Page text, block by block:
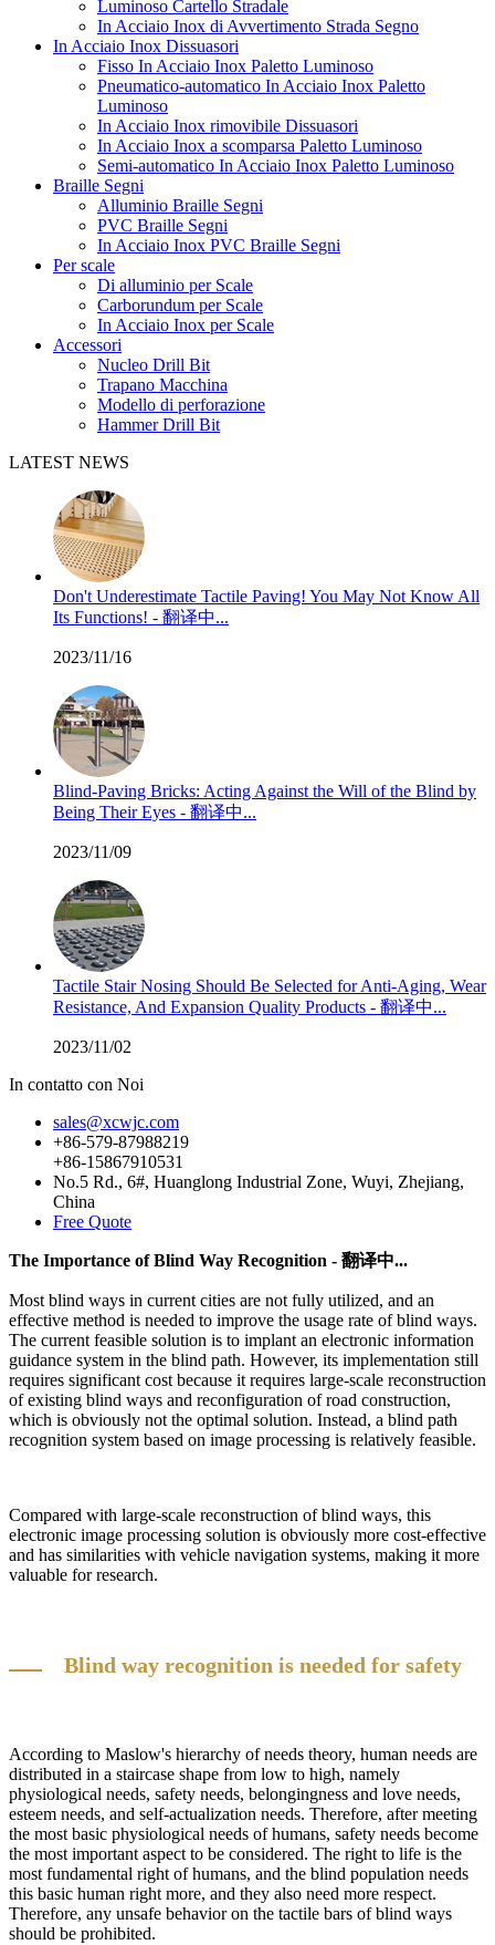
Luminoso Cartello Stradale
In Acciaio Inox di Avvertimento Strada Segno
In Acciaio Inox Dissuasori
Fisso In Acciaio Inox Paletto Luminoso
Pneumatico-automatico In Acciaio Inox Paletto
Luminoso
In Acciaio Inox rimovibile Dissuasori
In Acciaio Inox a scomparsa Paletto Luminoso
Semi-automatico In Acciaio Inox Paletto Luminoso
Braille Segni
Alluminio Braille Segni
PVC Braille Segni
In Acciaio Inox PVC Braille Segni
Per scale
Di alluminio per Scale
Carborundum per Scale
In Acciaio Inox per Scale
Accessori
Nucleo Drill Bit
Trapano Macchina
Modello di perforazione
Hammer Drill Bit
LATEST NEWS
Don't Underestimate Tactile Paving! You May Not Know All
Its Functions! - 翻译中...
2023/11/16
Blind-Paving Bricks: Acting Against the Will of the Blind by
Being Their Eyes - 翻译中...
2023/11/09
Tactile Stair Nosing Should Be Selected for Anti-Aging, Wear
Resistance, And Expansion Quality Products - 翻译中...
2023/11/02
In contatto con Noi
sales@xcwjc.com
+86-579-87988219
+86-15867910531
No.5 Rd., 6#, Huanglong Industrial Zone, Wuyi, Zhejiang,
China
Free Quote
The Importance of Blind Way Recognition - 翻译中...
Most blind ways in current cities are not fully utilized, and an
effective method is needed to improve the usage rate of blind ways.
The current feasible solution is to implant an electronic information
guidance system in the blind path. However, its implementation still
requires significant cost because it requires large-scale reconstruction
of existing blind ways and reconfiguration of road construction,
which is obviously not the optimal solution. Instead, a blind path
recognition system based on image processing is relatively feasible.
Compared with large-scale reconstruction of blind ways, this
electronic image processing solution is obviously more cost-effective
and has similarities with vehicle navigation systems, making it more
valuable for research.
Blind way recognition is needed for safety
According to Maslow's hierarchy of needs theory, human needs are
distributed in a staircase shape from low to high, namely
physiological needs, safety needs, belongingness and love needs,
esteem needs, and self-actualization needs. Therefore, after meeting
the most basic physiological needs of humans, safety needs become
the most important aspect to be considered. The right to life is the
most fundamental right of humans, and the blind population needs
this basic human right more, and they also need more respect.
Therefore, any unsafe behavior on the tactile bars of blind ways
should be prohibited.